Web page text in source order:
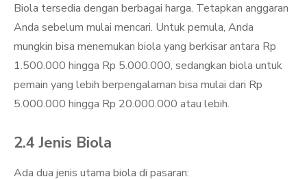
Biola tersedia dengan berbagai harga. Tetapkan anggaran
Anda sebelum mulai mencari. Untuk pemula, Anda
mungkin bisa menemukan biola yang berkisar antara Rp
1.500.000 hingga Rp 5.000.000, sedangkan biola untuk
pemain yang lebih berpengalaman bisa mulai dari Rp
5.000.000 hingga Rp 20.000.000 atau lebih.
2.4 Jenis Biola
Ada dua jenis utama biola di pasaran: